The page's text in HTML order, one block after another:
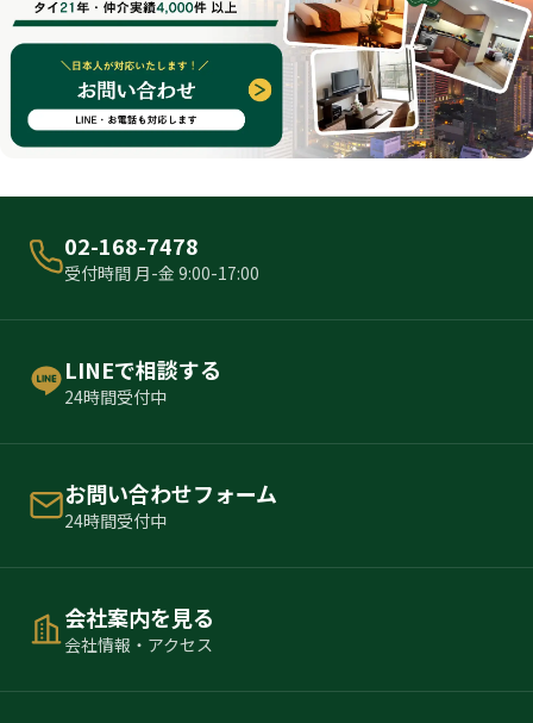
02-168-7478
受付時間 月-金 9:00-17:00
LINEで相談する
24時間受付中
お問い合わせフォーム
24時間受付中
会社案内を見る
会社情報・アクセス